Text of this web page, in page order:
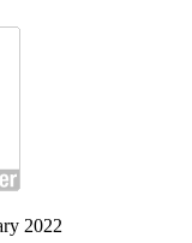
2022